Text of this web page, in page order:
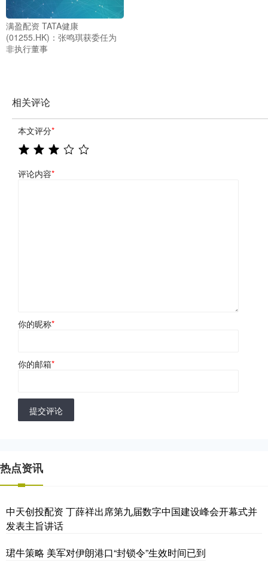
满盈配资 TATA健康
(01255.HK)：张鸣琪获委任为
非执行董事
相关评论
本文评分*
评论内容*
你的昵称*
你的邮箱*
提交评论
热点资讯
中天创投配资 丁薛祥出席第九届数字中国建设峰会开幕式并
发表主旨讲话
珺牛策略 美军对伊朗港口“封锁令”生效时间已到